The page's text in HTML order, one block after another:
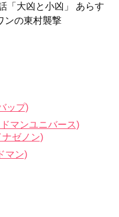
「大凶と小凶」 あらす
ンの東村襲撃
ップ)
マンユニバース)
ゼノン)
マン)